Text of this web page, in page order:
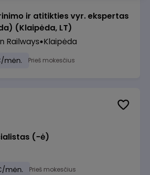
ir atitikties vyr. ekspertas
(Klaipėda, LT)
Railways Klaipėda
mėn. Prieš mokesčius
(-ė)
mėn. Prieš mokesčius